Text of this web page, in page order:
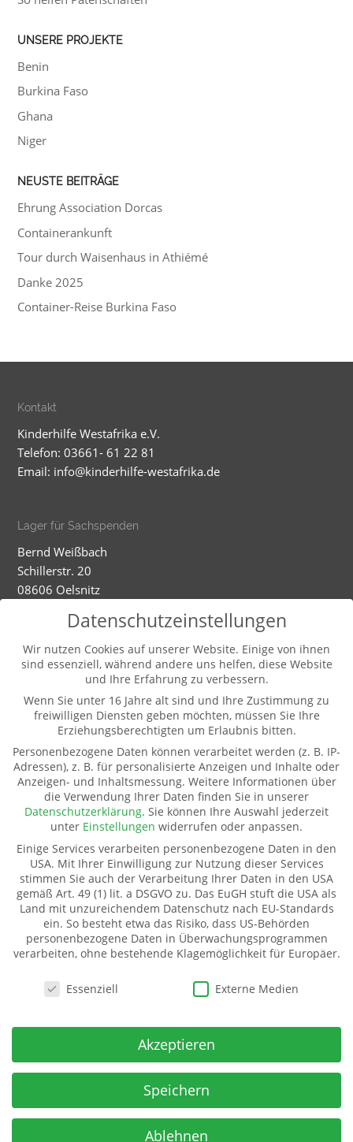
UNSERE PROJEKTE
Benin
Burkina Faso
Ghana
Niger
NEUSTE BEITRÄGE
Ehrung Association Dorcas
Containerankunft
Tour durch Waisenhaus in Athiémé
Danke 2025
Container-Reise Burkina Faso
Kontakt
Kinderhilfe Westafrika e.V.
Telefon: 03661- 61 22 81
Email: info@kinderhilfe-westafrika.de
Lager für Sachspenden
Bernd Weißbach
Schillerstr. 20
08606 Oelsnitz
Dienstag - Mittwoch
9-12.00 und 13-16.00 Uhr (und nach Vereinbarung)
Weitere Informationen
Kontakt
Impressum
Datenschutz
Pate werden
Spenden
Mitglied werden
Kinderhilfe Westafrika e.V.
Kinderhilfe Westafrika e.V.
Dorfstraße 18 (Kahmer)
IBAN:
DE06 5009 2100 0001 7141 71
BIC: GENODE51BH2
Spar- u Kreditbank ev-freikirchl. Gemeinden
Datenschutzeinstellungen
Wir nutzen Cookies auf unserer Website. Einige von ihnen
sind essenziell, während andere uns helfen, diese Website
und Ihre Erfahrung zu verbessern.
Wenn Sie unter 16 Jahre alt sind und Ihre Zustimmung zu
freiwilligen Diensten geben möchten, müssen Sie Ihre
Erziehungsberechtigten um Erlaubnis bitten.
Personenbezogene Daten können verarbeitet werden (z. B. IP-
Adressen), z. B. für personalisierte Anzeigen und Inhalte oder
Anzeigen- und Inhaltsmessung. Weitere Informationen über
die Verwendung Ihrer Daten finden Sie in unserer
Datenschutzerklärung. Sie können Ihre Auswahl jederzeit
unter Einstellungen widerrufen oder anpassen.
Einige Services verarbeiten personenbezogene Daten in den
USA. Mit Ihrer Einwilligung zur Nutzung dieser Services
stimmen Sie auch der Verarbeitung Ihrer Daten in den USA
gemäß Art. 49 (1) lit. a DSGVO zu. Das EuGH stuft die USA als
Land mit unzureichendem Datenschutz nach EU-Standards
ein. So besteht etwa das Risiko, dass US-Behörden
personenbezogene Daten in Überwachungsprogrammen
verarbeiten, ohne bestehende Klagemöglichkeit für Europäer.
Datenschutzeinstellungen
Essenziell Externe Medien
Akzeptieren
Speichern
Ablehnen